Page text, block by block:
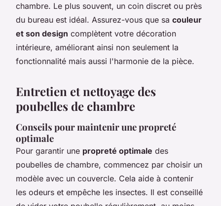
chambre. Le plus souvent, un coin discret ou près
du bureau est idéal. Assurez-vous que sa couleur
et son design complètent votre décoration
intérieure, améliorant ainsi non seulement la
fonctionnalité mais aussi l'harmonie de la pièce.
Entretien et nettoyage des
poubelles de chambre
Conseils pour maintenir une propreté
optimale
Pour garantir une propreté optimale des
poubelles de chambre, commencez par choisir un
modèle avec un couvercle. Cela aide à contenir
les odeurs et empêche les insectes. Il est conseillé